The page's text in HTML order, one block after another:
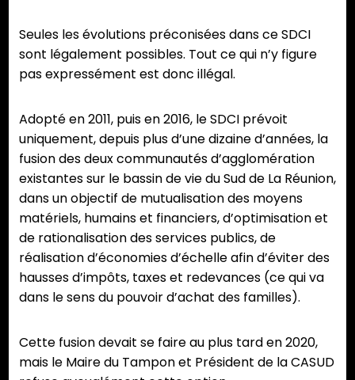
Seules les évolutions préconisées dans ce SDCI
sont légalement possibles. Tout ce qui n’y figure
pas expressément est donc illégal.
Adopté en 2011, puis en 2016, le SDCI prévoit
uniquement, depuis plus d’une dizaine d’années, la
fusion des deux communautés d’agglomération
existantes sur le bassin de vie du Sud de La Réunion,
dans un objectif de mutualisation des moyens
matériels, humains et financiers, d’optimisation et
de rationalisation des services publics, de
réalisation d’économies d’échelle afin d’éviter des
hausses d’impôts, taxes et redevances (ce qui va
dans le sens du pouvoir d’achat des familles).
Cette fusion devait se faire au plus tard en 2020,
mais le Maire du Tampon et Président de la CASUD